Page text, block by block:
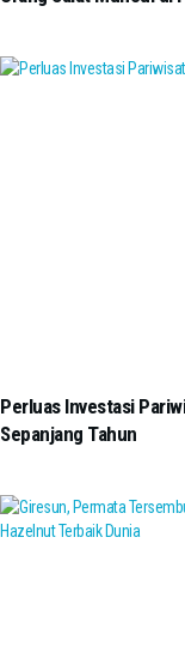
Perluas Investasi
Sepanjang Tahun